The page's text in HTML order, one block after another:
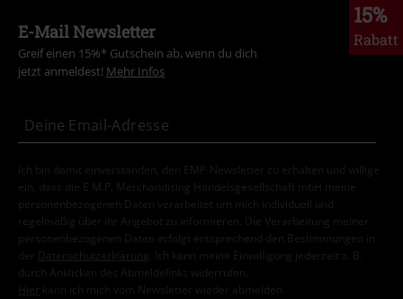
15%
Rabatt
E-Mail Newsletter
Greif einen 15%* Gutschein ab, wenn du dich
jetzt anmeldest! Mehr Infos
Ich bin damit einverstanden, den EMP-Newsletter zu erhalten und willige
ein, dass die E.M.P. Merchandising Handelsgesellschaft mbH meine
personenbezogenen Daten verarbeitet um mich individuell und
regelmäßig über ihr Angebot zu informieren. Die Verarbeitung meiner
personenbezogenen Daten erfolgt entsprechend den Bestimmungen in
der
Datenschutzerklärung
. Ich kann meine Einwilligung jederzeit z. B.
durch Anklicken des Abmeldelinks widerrufen.
Hier kann ich mich vom Newsletter wieder abmelden.